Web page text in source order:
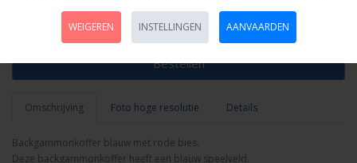
Bestellen
Omschrijving Foto hoge resolutie Details
Backgammonkoffer blauw met rode bies.
Deze backgammonkoffer heeft een blauw speelveld.
WEIGEREN INSTELLINGEN AANVAARDEN